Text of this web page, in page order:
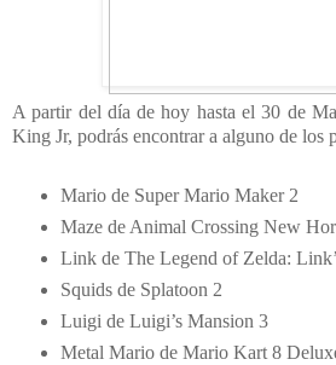
A partir del día de hoy hasta el 30 de
King Jr, podrás encontrar a alguno de los
Mario de Super Mario Maker 2
Maze de Animal Crossing New
Link de The Legend of Zelda:
Squids de Splatoon 2
Luigi de Luigi’s Mansion 3
Metal Mario de Mario Kart 8